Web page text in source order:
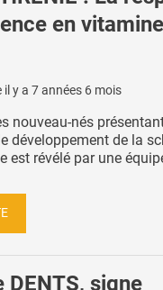
en
il y a 7 années 6 mois
nouveau-nés
développement de la
est révélé par une
DENTS, signe